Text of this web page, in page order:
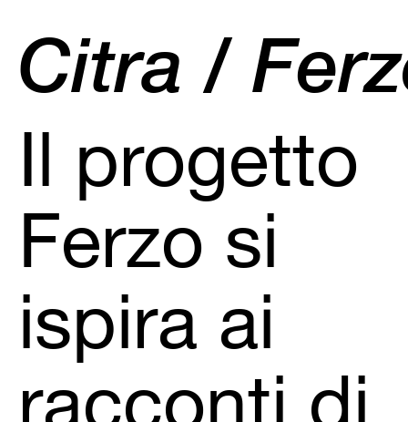
Citra /
Il progetto
Ferzo si
ispira ai